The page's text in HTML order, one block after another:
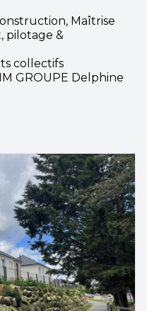
Maîtrise
pilotage &
collectifs
GROUPE Delphine